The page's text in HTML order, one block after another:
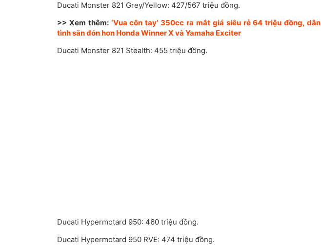
Ducati Monster 821 Grey/Yellow: 427/567 triệu đồng.
>> Xem thêm: ‘Vua côn tay’ 350cc ra mắt giá siêu rẻ 64 triệu đồng, dân
tình săn đón hơn Honda Winner X và Yamaha Exciter
Ducati Monster 821 Stealth: 455 triệu đồng.
Ducati Hypermotard 950: 460 triệu đồng.
Ducati Hypermotard 950 RVE: 474 triệu đồng.